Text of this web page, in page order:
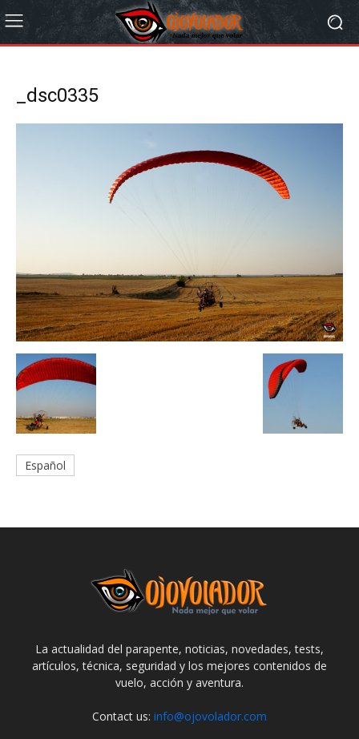
_dsc0335
Español
La actualidad del parapente, noticias, novedades, tests,
artículos, técnica, seguridad y los mejores contenidos de
vuelo, acción y aventura.
Contact us: info@ojovolador.com